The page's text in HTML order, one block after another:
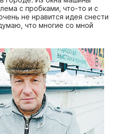
с пробками, что-то и с
не нравится идея снести
что многие со мной